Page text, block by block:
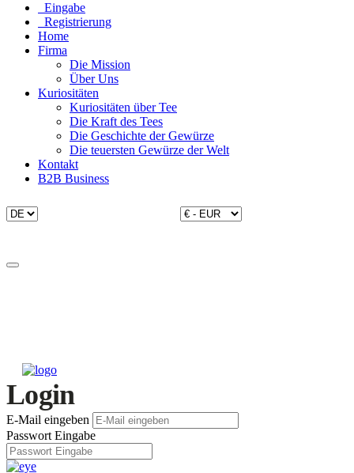
Eingabe
Registrierung
Home
Firma
Die Mission
Über Uns
Kuriositäten
Kuriositäten über Tee
Die Kraft des Tees
Die Geschichte der Gewürze
Die teuersten Gewürze der Welt
Kontakt
B2B Business
Login
E-Mail eingeben
Passwort Eingabe